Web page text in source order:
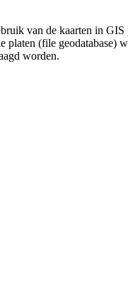
van de kaarten in
platen (file
worden.